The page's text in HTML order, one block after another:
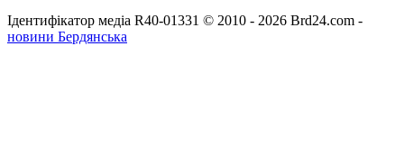
Ідентифікатор медіа R40-01331 © 2010 - 2026 Brd24.com -
новини Бердянська